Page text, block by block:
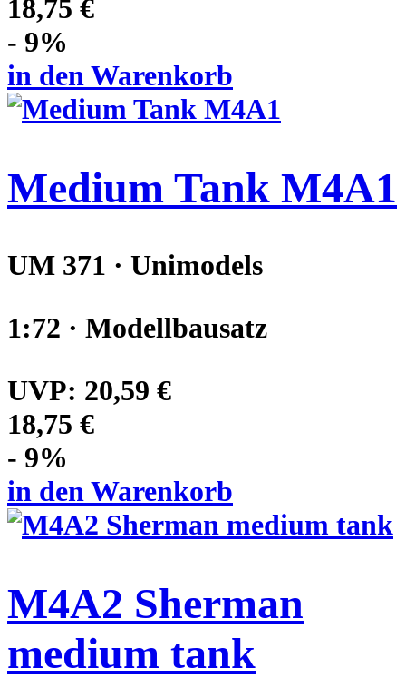
18,75 €
- 9%
in den Warenkorb
Medium Tank M4A1
UM 371 · Unimodels
1:72 · Modellbausatz
UVP: 20,59 €
18,75 €
- 9%
in den Warenkorb
M4A2 Sherman
medium tank